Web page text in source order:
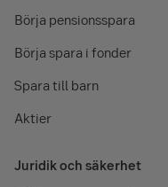
Börja pensionsspara
Börja spara i fonder
Spara till barn
Aktier
Juridik och säkerhet